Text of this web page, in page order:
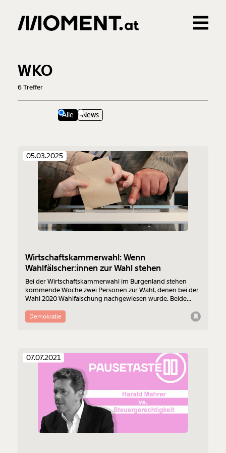
0Treffer
WKO
6Treffer
Alle News
05.03.2025
Wirtschaftskammerwahl: Wenn
Wahlfälscher:innen zur Wahl stehen
Bei der Wirtschaftskammerwahl im Burgenland stehen
kommende Woche zwei Personen zur Wahl, denen bei der
Wahl 2020 Wahlfälschung nachgewiesen wurde. Beide
sich dazu niemand. Pikant: ÖVP-Wirtschaftsbund,
Sozialdemokratischer Wirtschaftsverband und Freiheitliche
Demokratie
07.07.2021